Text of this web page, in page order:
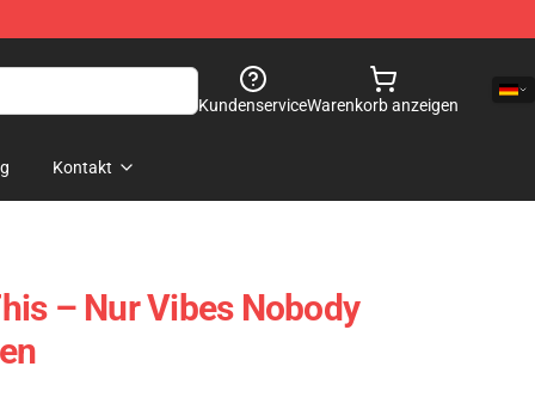
KundenserviceWarenkorb anzeigen
Kontakt
– Nur Vibes Nobody